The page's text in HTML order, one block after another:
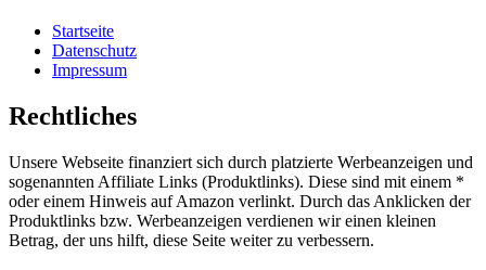
Startseite
Datenschutz
Impressum
Rechtliches
Unsere Webseite finanziert sich durch platzierte Werbeanzeigen und
sogenannten Affiliate Links (Produktlinks). Diese sind mit einem *
oder einem Hinweis auf Amazon verlinkt. Durch das Anklicken der
Produktlinks bzw. Werbeanzeigen verdienen wir einen kleinen
Betrag, der uns hilft, diese Seite weiter zu verbessern.